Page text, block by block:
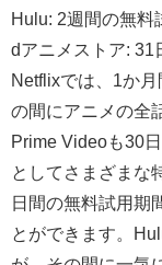
Hulu: 2週間の無料
dアニメストア: 31
Netflixでは、1か
の間にアニメの全
Prime Videoも30
としてさまざまな
日間の無料試用期
とができます。